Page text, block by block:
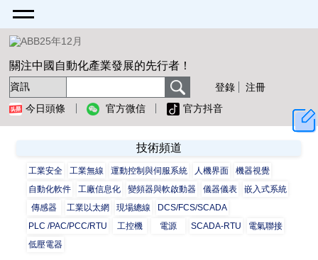
關注中國自動化產業發展的先行者！
登錄
注冊
今日頭條
官方微信 官方抖音
技術頻道
工業安全 工業無線 運動控制與伺服系統 人機界面
機器視覺
自動化軟件
工廠信息化 變頻器與軟啟動器 儀器儀表
嵌入式系統
傳感器
工業以太網 現場總線
DCS/FCS/SCADA
PLC /PAC/PCC/RTU
工控機 電源 SCADA-RTU
電氣聯接
低壓電器